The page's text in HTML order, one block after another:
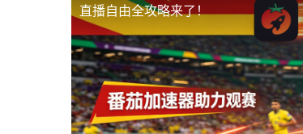
直播自由全攻略来了！